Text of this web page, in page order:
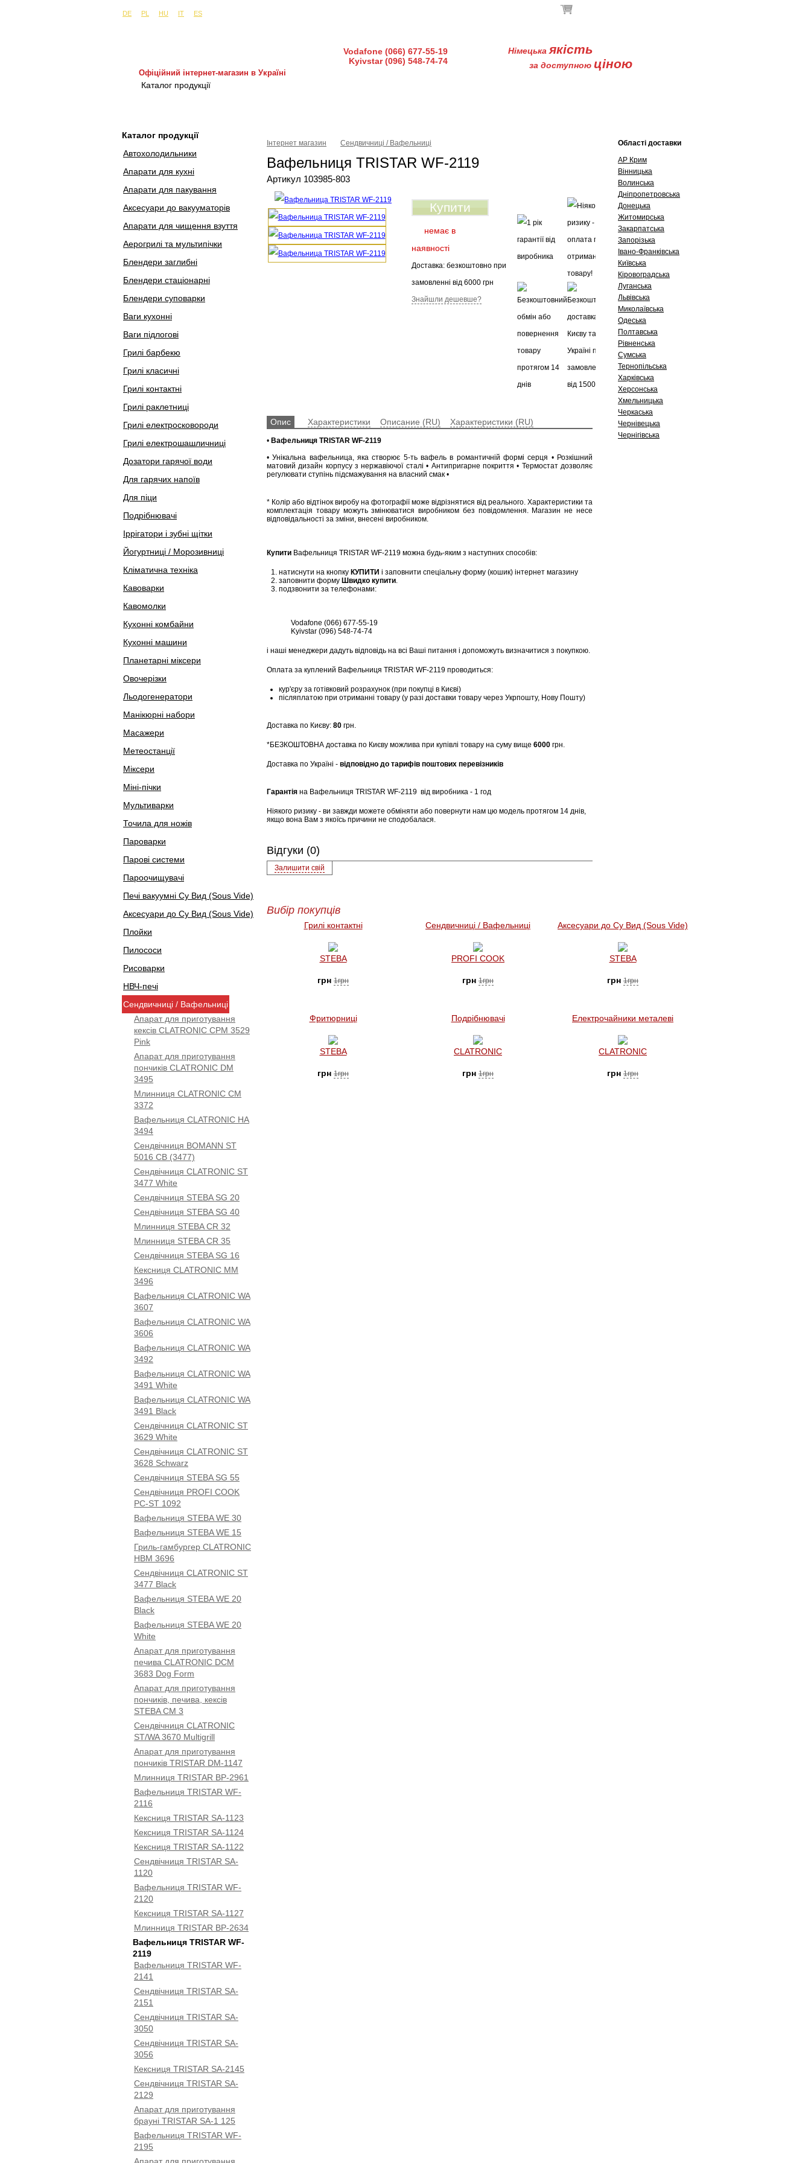
DE
PL HU IT ES
Офіційний інтернет-магазин в Україні
Vodafone (066) 677-55-19
Kyivstar (096) 548-74-74
Німецька якість
за доступною ціною
Каталог продукції
Каталог продукції
Автохолодильники
Апарати для кухні
Апарати для пакування
Аксесуари до вакууматорів
Апарати для чищення взуття
Аерогрилі та мультипічки
Блендери заглибні
Блендери стаціонарні
Блендери суповарки
Ваги кухонні
Ваги підлогові
Грилі барбекю
Грилі класичні
Грилі контактні
Грилі раклетниці
Грилі електросковороди
Грилі електрошашличниці
Дозатори гарячої води
Для гарячих напоїв
Для піци
Подрібнювачі
Іррігатори і зубні щітки
Йогуртниці / Морозивниці
Кліматична техніка
Кавоварки
Кавомолки
Кухонні комбайни
Кухонні машини
Планетарні міксери
Овочерізки
Льодогенератори
Манікюрні набори
Масажери
Метеостанції
Міксери
Міні-пічки
Мультиварки
Точила для ножів
Пароварки
Парові системи
Пароочищувачі
Печі вакуумні Су Вид (Sous Vide)
Аксесуари до Су Вид (Sous Vide)
Плойки
Пилососи
Рисоварки
НВЧ-печі
Сендвичниці / Вафельниці
Апарат для приготування
кексів CLATRONIC CPM 3529
Pink
Апарат для приготування
пончиків CLATRONIC DM
3495
Млинниця CLATRONIC CM
3372
Вафельниця CLATRONIC HA
3494
Сендвічниця BOMANN ST
5016 CB (3477)
Сендвічниця CLATRONIC ST
3477 White
Сендвічниця STEBA SG 20
Сендвічниця STEBA SG 40
Млинниця STEBA CR 32
Млинниця STEBA CR 35
Сендвічниця STEBA SG 16
Кексниця CLATRONIC МM
3496
Вафельниця CLATRONIC WA
3607
Вафельниця CLATRONIC WA
3606
Вафельниця CLATRONIC WA
3492
Вафельниця CLATRONIC WA
3491 White
Вафельниця CLATRONIC WA
3491 Black
Сендвічниця CLATRONIC ST
3629 White
Сендвічниця CLATRONIC ST
3628 Schwarz
Сендвічниця STEBA SG 55
Сендвічниця PROFI COOK
PC-ST 1092
Вафельниця STEBA WE 30
Вафельниця STEBA WE 15
Гриль-гамбургер CLATRONIC
HBM 3696
Сендвічниця CLATRONIC ST
3477 Black
Вафельниця STEBA WE 20
Black
Вафельниця STEBA WE 20
White
Апарат для приготування
печива CLATRONIC DCM
3683 Dog Form
Апарат для приготування
пончиків, печива, кексів
STEBA CM 3
Сендвічниця CLATRONIC
ST/WA 3670 Multigrill
Апарат для приготування
пончиків TRISTAR DM-1147
Млинниця TRISTAR BP-2961
Вафельниця TRISTAR WF-
2116
Кексниця TRISTAR SA-1123
Кексниця TRISTAR SA-1124
Кексниця TRISTAR SA-1122
Сендвічниця TRISTAR SA-
1120
Вафельниця TRISTAR WF-
2120
Кексниця TRISTAR SA-1127
Млинниця TRISTAR BP-2634
Вафельниця TRISTAR WF-
2119
Вафельниця TRISTAR WF-
2141
Сендвічниця TRISTAR SA-
2151
Сендвічниця TRISTAR SA-
3050
Сендвічниця TRISTAR SA-
3056
Кексниця TRISTAR SA-2145
Сендвічниця TRISTAR SA-
2129
Апарат для приготування
брауні TRISTAR SA-1 125
Вафельниця TRISTAR WF-
2195
Інтернет магазин Сендвичниці / Вафельниці
Вафельниця TRISTAR WF-2119
Артикул 103985-803
Купити
немає в
наявності
Доставка: безкоштовно при
замовленні від 6000 грн
Знайшли дешевше?
Опис Характеристики Описание (RU) Характеристики (RU)
• Вафельниця TRISTAR WF-2119
• Унікальна вафельница, яка створює 5-ть вафель в романтичній формі серця • Розкішний
матовий дизайн корпусу з нержавіючої сталі • Антипригарне покриття • Термостат дозволяє
регулювати ступінь підсмажування на власний смак •
* Колір або відтінок виробу на фотографії може відрізнятися від реального. Характеристики та
комплектація товару можуть змінюватися виробником без повідомлення. Магазин не несе
відповідальності за зміни, внесені виробником.
Купити Вафельниця TRISTAR WF-2119 можна будь-яким з наступних способів:
натиснути на кнопку КУПИТИ і заповнити спеціальну форму (кошик) інтернет магазину
заповнити форму Швидко купити.
подзвонити за телефонами:
Vodafone (066) 677-55-19
Kyivstar (096) 548-74-74
і наші менеджери дадуть відповідь на всі Ваші питання і допоможуть визначитися з покупкою.
Оплата за куплений Вафельниця TRISTAR WF-2119 проводиться:
кур'єру за готівковий розрахунок (при покупці в Києві)
післяплатою при отриманні товару (у разі доставки товару через Укрпошту, Нову Пошту)
Доставка по Києву: 80 грн.
*БЕЗКОШТОВНА доставка по Києву можлива при купівлі товару на суму вище 6000 грн.
Доставка по Україні - відповідно до тарифів поштових перевізників
Гарантія на Вафельниця TRISTAR WF-2119 від виробника - 1 год
Ніякого ризику - ви завжди можете обміняти або повернути нам цю модель протягом 14 днів,
якщо вона Вам з якоїсь причини не сподобалася.
Відгуки (0)
Залишити свій
Області доставки
АР Крим
Вінницька
Волинська
Дніпропетровська
Донецька
Житомирська
Закарпатська
Запорізька
Івано-Франківська
Київська
Кіровоградська
Луганська
Львівська
Миколаївська
Одеська
Полтавська
Рівненська
Сумська
Тернопільська
Харківська
Херсонська
Хмельницька
Черкаська
Чернівецька
Чернігівська
Вибір покупців
Грилі контактні
STEBA
грн 1грн
Сендвичниці / Вафельниці
PROFI COOK
грн 1грн
Аксесуари до Су Вид (Sous Vide)
STEBA
грн 1грн
Фритюрниці
STEBA
грн 1грн
Подрібнювачі
CLATRONIC
грн 1грн
Електрочайники металеві
CLATRONIC
грн 1грн